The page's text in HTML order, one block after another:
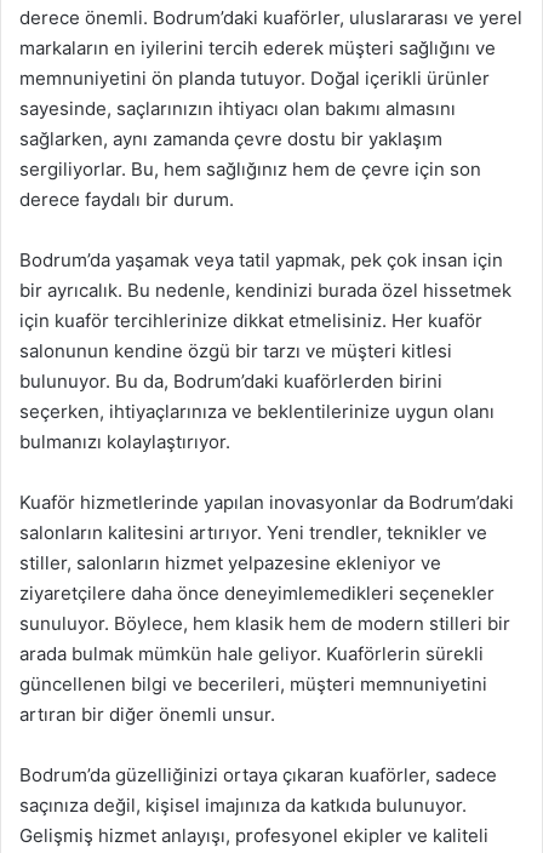
derece önemli. Bodrum’daki kuaförler, uluslararası ve yerel
markaların en iyilerini tercih ederek müşteri sağlığını ve
memnuniyetini ön planda tutuyor. Doğal içerikli ürünler
sayesinde, saçlarınızın ihtiyacı olan bakımı almasını
sağlarken, aynı zamanda çevre dostu bir yaklaşım
sergiliyorlar. Bu, hem sağlığınız hem de çevre için son
derece faydalı bir durum.
Bodrum’da yaşamak veya tatil yapmak, pek çok insan için
bir ayrıcalık. Bu nedenle, kendinizi burada özel hissetmek
için kuaför tercihlerinize dikkat etmelisiniz. Her kuaför
salonunun kendine özgü bir tarzı ve müşteri kitlesi
bulunuyor. Bu da, Bodrum’daki kuaförlerden birini
seçerken, ihtiyaçlarınıza ve beklentilerinize uygun olanı
bulmanızı kolaylaştırıyor.
Kuaför hizmetlerinde yapılan inovasyonlar da Bodrum’daki
salonların kalitesini artırıyor. Yeni trendler, teknikler ve
stiller, salonların hizmet yelpazesine ekleniyor ve
ziyaretçilere daha önce deneyimlemedikleri seçenekler
sunuluyor. Böylece, hem klasik hem de modern stilleri bir
arada bulmak mümkün hale geliyor. Kuaförlerin sürekli
güncellenen bilgi ve becerileri, müşteri memnuniyetini
artıran bir diğer önemli unsur.
Bodrum’da güzelliğinizi ortaya çıkaran kuaförler, sadece
saçınıza değil, kişisel imajınıza da katkıda bulunuyor.
Gelişmiş hizmet anlayışı, profesyonel ekipler ve kaliteli